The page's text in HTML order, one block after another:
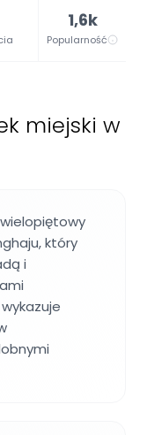
1,6k
Popularność
miejski w
który
i